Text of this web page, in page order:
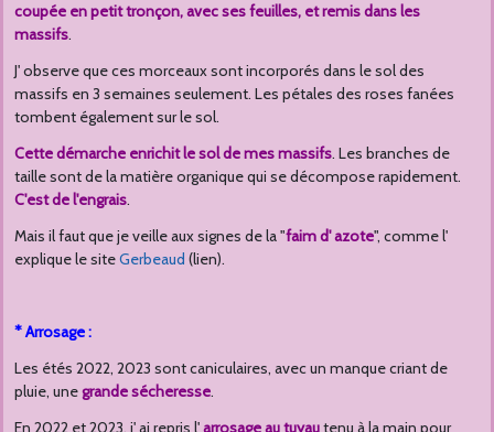
coupée en petit tronçon, avec ses feuilles, et remis dans les
massifs.
J' observe que ces morceaux sont incorporés dans le sol des
massifs en 3 semaines seulement. Les pétales des roses fanées
tombent également sur le sol.
Cette démarche enrichit le sol de mes massifs. Les branches de
taille sont de la matière organique qui se décompose rapidement.
C'est de l'engrais.
Mais il faut que je veille aux signes de la "faim d' azote", comme l'
explique le siteGerbeaud (lien).
* Arrosage :
Les étés 2022, 2023 sont caniculaires, avec un manque criant de
pluie, unegrande sécheresse.
En 2022 et 2023, j' ai repris l'arrosage au tuyautenu à la main pour